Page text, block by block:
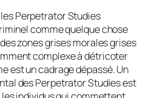
Perpetrator Studies
comme quelque chose
zones grises morales grises
complexe à détricoter
est un cadrage dépassé. Un
des Perpetrator Studies est